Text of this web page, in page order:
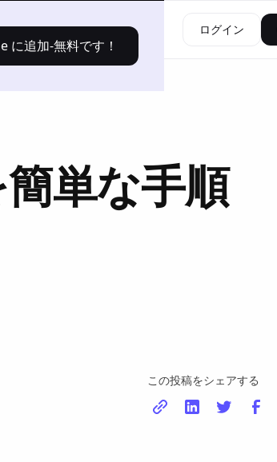
に追加-無料です！
ン 価格設定 資源 ログイン
単な手順
この投稿をシェアする